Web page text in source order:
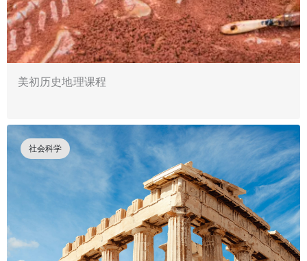
美初历史地理课程
社会科学